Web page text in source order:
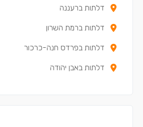
דלתות ברעננה
דלתות ברמת השרון
דלתות בפרדס חנה-כרכור
דלתות באבן יהודה
דלתות בכפר יונה